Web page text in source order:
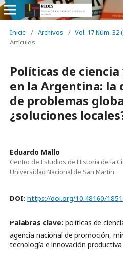
Inicio / Archivos / Vol. 17 Núm. 32
Artículos
Políticas de
en la Argentina: la
de problemas
¿soluciones
Eduardo Mallo
Centro de Estudios de Historia de la
Universidad Nacional de San Martín
DOI: https://doi.org/10.48160/
Palabras clave: políticas de
agencia nacional de promoción,
tecnología e innovación productiva